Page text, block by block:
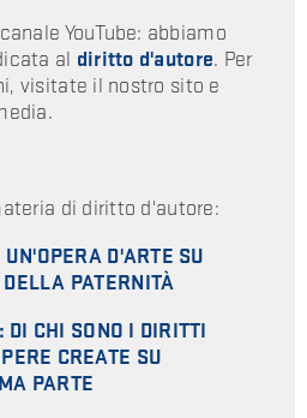
YouTube: abbiamo
al diritto d'autore. Per
visitate il nostro sito e
di diritto d'autore:
D'ARTE SU
PATERNITÀ
CHI SONO I DIRITTI
CREATE SU
PARTE